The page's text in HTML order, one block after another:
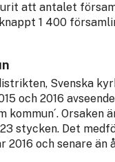
att antalet
1 400
Svenska
och 2016
kommun´.
stycken. Det
och senare än